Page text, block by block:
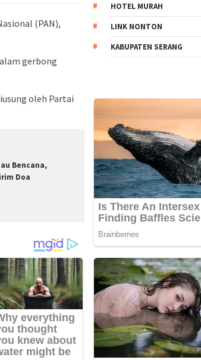
(PAN),
gerbong
oleh Partai
Bencana,
Doa
HOTEL MURAH
LINK NONTON
KABUPATEN SERANG